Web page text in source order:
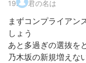
19. 君の名は
まずコンプライアン
しょう
あと多過ぎの選抜を
乃木坂の新規増えな